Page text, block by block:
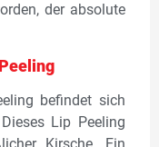
der absolute
befindet sich
Lip Peeling